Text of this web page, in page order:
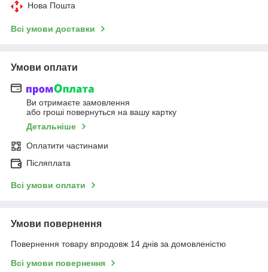
Нова Пошта
Всі умови доставки
Умови оплати
Ви отримаєте замовлення
або гроші повернуться на вашу картку
Детальніше
Оплатити частинами
Післяплата
Всі умови оплати
Умови повернення
Повернення товару впродовж 14 днів за домовленістю
Всі умови повернення